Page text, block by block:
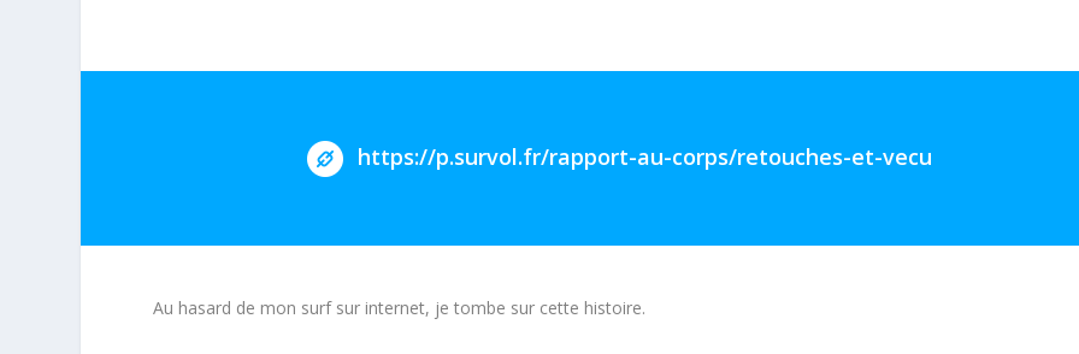
https://p.survol.fr/rapport-au-corps/retouches-et-vecu
Au hasard de mon surf sur internet, je tombe sur cette histoire.